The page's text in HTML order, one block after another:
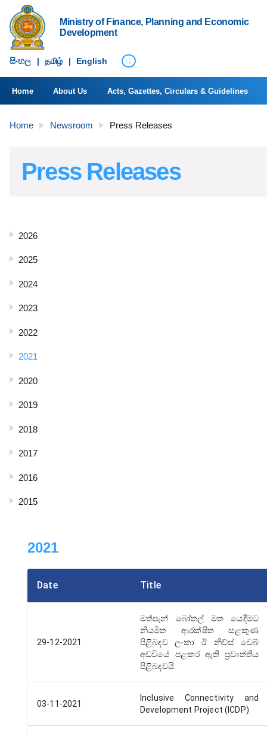
Ministry of Finance, Planning and Economic
Development
සිංහ​ල | தமிழ் | English
Home About Us Acts, Gazettes, Circulars & Guidelines
Home Newsroom Press Releases
Press Releases
2026
2025
2024
2023
2022
2021
2020
2019
2018
2017
2016
2015
2021
Date Title
29-12-2021
මත්පැන් බෝතල් මත යෙදීමට
නියමිත ආරක්ෂිත සළකුණ
පිළිබදව ලංකා ඊ නිව්ස් වෙබ්
අඩවියේ පළකර ඇති ප්‍රවෘත්තිය
පිළිබදවයි.
03-11-2021
Inclusive Connectivity and
Development Project (ICDP)